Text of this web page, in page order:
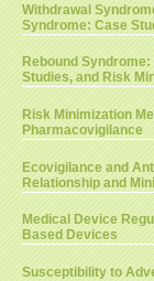
Withdrawal
Syndrome: Case
Rebound
Studies, and Risk
Risk Minimization
Pharmacovigilance
Ecovigilance and
Relationship and
Medical Device
Based Devices
Susceptibility to